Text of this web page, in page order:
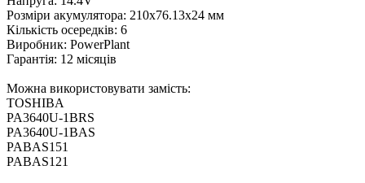
Розміри акумулятора: 210x76.13x24 мм
Кількість осередків: 6
Виробник: PowerPlant
Гарантія: 12 місяців
Можна використовувати замість:
TOSHIBA
PA3640U-1BRS
PA3640U-1BAS
PABAS151
PABAS121